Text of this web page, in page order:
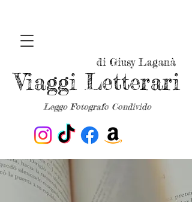
Leggo Fotografo Condivido
Viaggi Letterari
di Giusy Laganà